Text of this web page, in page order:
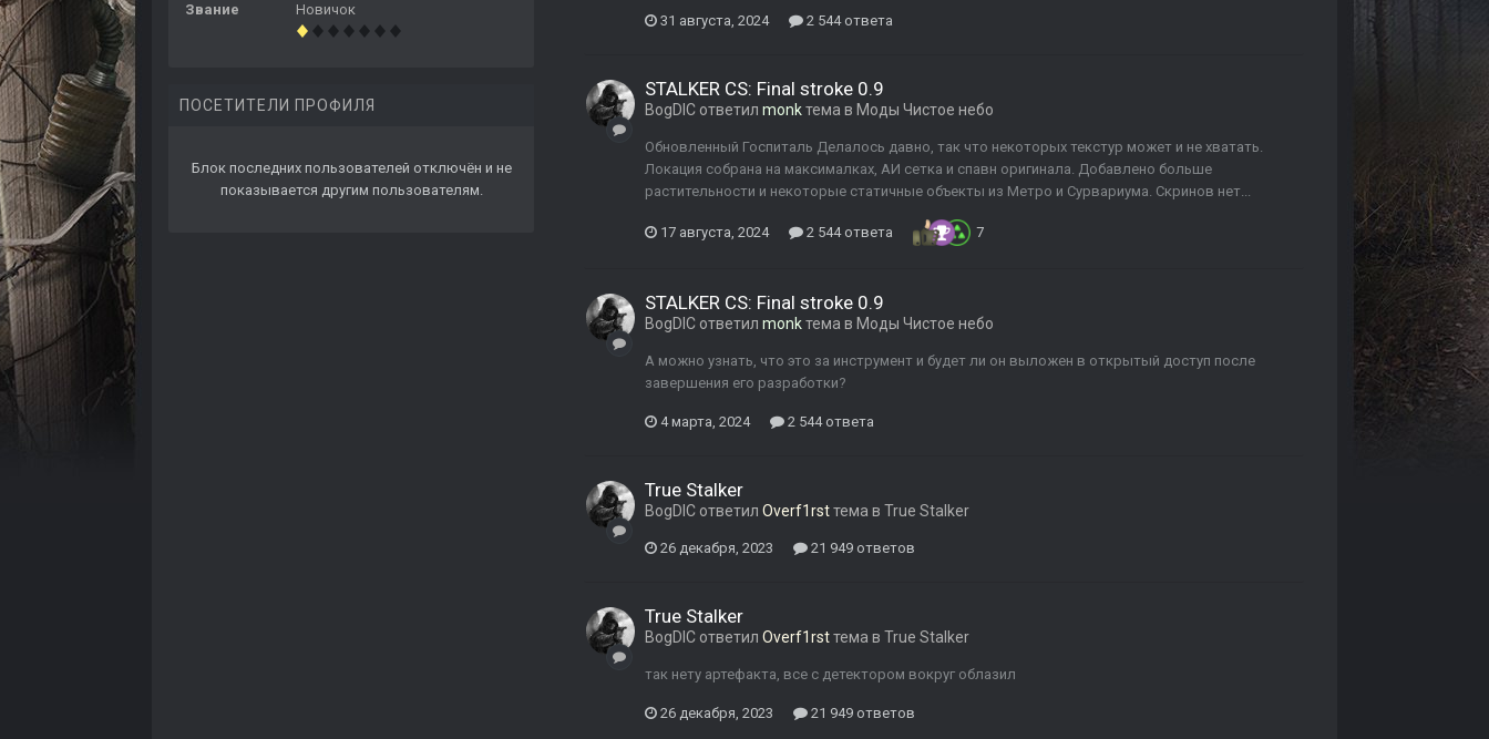
Звание Новичок
ПОСЕТИТЕЛИ ПРОФИЛЯ
Блок последних пользователей отключён и не
показывается другим пользователям.
31 августа, 2024 2 544 ответа
STALKER CS: Final stroke 0.9
BogDIC ответил monkтема в Моды Чистое небо
Обновленный Госпиталь Делалось давно, так что некоторых текстур может и не хватать.
Локация собрана на максималках, АИ сетка и спавн оригинала. Добавлено больше
растительности и некоторые статичные объекты из Метро и Сурвариума. Скринов нет...
17 августа, 2024 2 544 ответа 7
STALKER CS: Final stroke 0.9
BogDIC ответил monkтема в Моды Чистое небо
А можно узнать, что это за инструмент и будет ли он выложен в открытый доступ после
завершения его разработки?
4 марта, 2024 2 544 ответа
True Stalker
BogDIC ответил Overf1rstтема в True Stalker
26 декабря, 2023 21 949 ответов
True Stalker
BogDIC ответил Overf1rstтема в True Stalker
так нету артефакта, все с детектором вокруг облазил
26 декабря, 2023 21 949 ответов